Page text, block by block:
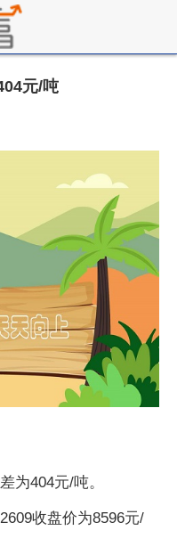
元/吨
为404元/吨。
收盘价为8596元/